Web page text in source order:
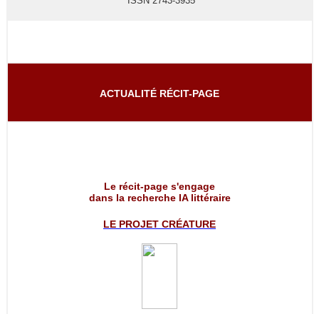
ACTUALITÉ RÉCIT-PAGE
Le récit-page s'engage
dans la recherche IA littéraire
LE PROJET CRÉATURE